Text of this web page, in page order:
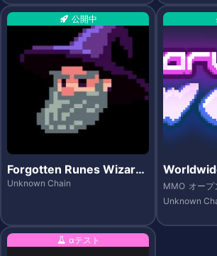
公開中
Forgotten Runes Wizar
d's Cult
Unknown Chain MMO オープ
Unknown
αテスト